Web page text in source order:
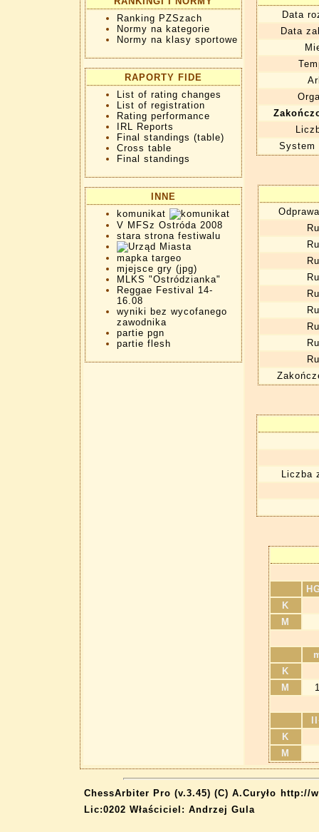
Ranking PZSzach
Normy na kategorie
Normy na klasy sportowe
RAPORTY FIDE
List of rating changes
List of registration
Rating performance
IRL Reports
Final standings (table)
Cross table
Final standings
INNE
komunikat
V MFSz Ostróda 2008
stara strona festiwalu
mapka targeo
mjejsce gry (jpg)
MLKS "Ostródzianka"
Reggae Festival 14-
16.08
wyniki bez wycofanego
zawodnika
partie pgn
partie flesh
Data
Data
System
Liczba
K
M
K
M
K
M
ChessArbiter Pro (v.3.45) (C) A.Curyło http://
Lic:0202 Właściciel: Andrzej Gula